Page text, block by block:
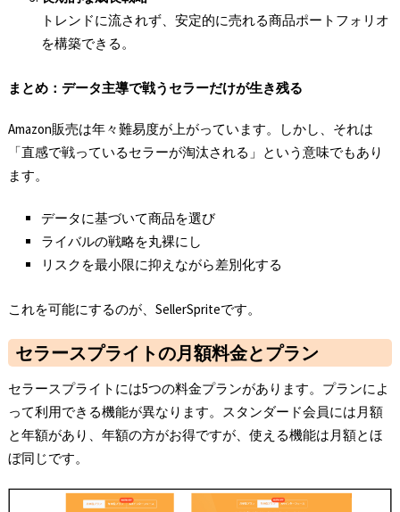
トレンドに流されず、安定的に売れる商品ポートフォリオ
を構築できる。
まとめ：データ主導で戦うセラーだけが生き残る
Amazon販売は年々難易度が上がっています。しかし、それは
「直感で戦っているセラーが淘汰される」という意味でもあり
ます。
データに基づいて商品を選び
ライバルの戦略を丸裸にし
リスクを最小限に抑えながら差別化する
これを可能にするのが、SellerSpriteです。
セラースプライトの月額料金とプラン
セラースプライトには5つの料金プランがあります。プランによ
って利用できる機能が異なります。スタンダード会員には月額
と年額があり、年額の方がお得ですが、使える機能は月額とほ
ぼ同じです。